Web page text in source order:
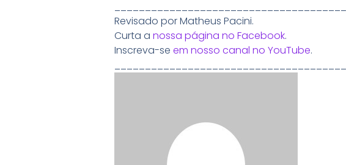
Revisado por Matheus Pacini.
Curta a nossa página no Facebook.
Inscreva-se em nosso canal no YouTube.